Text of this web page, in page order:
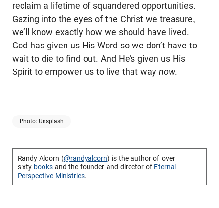
reclaim a lifetime of squandered opportunities.
Gazing into the eyes of the Christ we treasure,
we’ll know exactly how we should have lived.
God has given us His Word so we don’t have to
wait to die to find out. And He’s given us His
Spirit to empower us to live that way now.
Photo: Unsplash
Randy Alcorn (@randyalcorn) is the author of over
sixty booksand the founder and director of Eternal
Perspective Ministries.